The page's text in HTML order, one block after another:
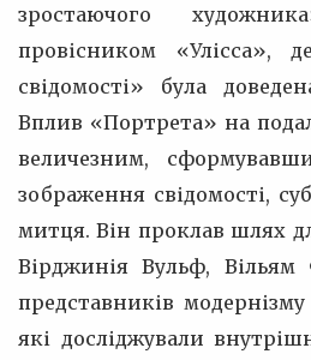
зростаючого
провісником «Улісса»,
свідомості» була
Вплив «Портрета» на
величезним,
зображення свідомості,
митця. Він проклав шлях
Вірджинія Вульф,
представників
які досліджували